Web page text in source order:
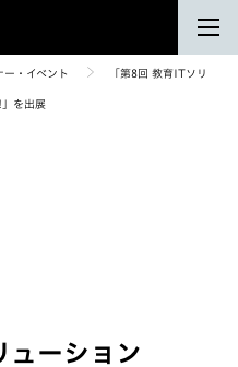
ー・イベント 「第8回 教育ITソリ
を出展
ューション